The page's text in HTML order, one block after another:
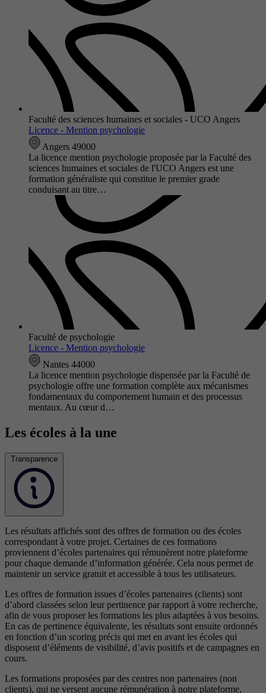
Faculté des sciences humaines et sociales - UCO Angers
Licence - Mention psychologie
Angers 49000
La licence mention psychologie proposée par la Faculté des
sciences humaines et sociales de l'UCO Angers est une
formation généraliste qui constitue le premier grade
conduisant au titre…
Faculté de psychologie
Licence - Mention psychologie
Nantes 44000
La licence mention psychologie dispensée par la Faculté de
psychologie offre une formation complète aux mécanismes
fondamentaux du comportement humain et des processus
mentaux. Au cœur d…
Les écoles à la une
Transparence
Les résultats affichés sont des offres de formation ou des écoles
correspondant à votre projet. Certaines de ces formations
proviennent d’écoles partenaires qui rémunèrent notre plateforme
pour chaque demande d’information générée. Cela nous permet de
maintenir un service gratuit et accessible à tous les utilisateurs.
Les offres de formation issues d’écoles partenaires (clients) sont
d’abord classées selon leur pertinence par rapport à votre recherche,
afin de vous proposer les formations les plus adaptées à vos besoins.
En cas de pertinence équivalente, les résultats sont ensuite ordonnés
en fonction d’un scoring précis qui met en avant les écoles qui
disposent d’éléments de visibilité, d’avis positifs et de campagnes en
cours.
Les formations proposées par des centres non partenaires (non
clients), qui ne versent aucune rémunération à notre plateforme,